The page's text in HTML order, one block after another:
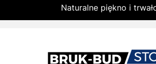
Naturalne piękno i